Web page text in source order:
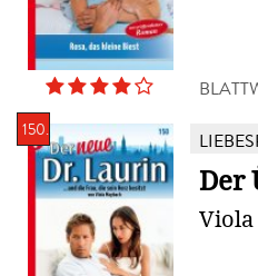
150.
Der
Viola